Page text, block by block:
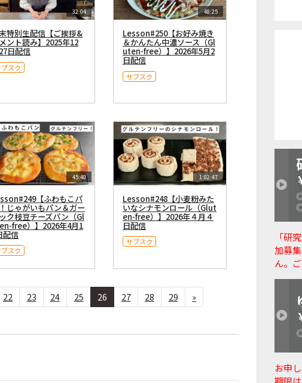
32:04
特別生配信【ご挨拶&
ント読み】2025年12
日配信
スク
48:25
Lesson#250【お好み焼き
＆かんたん中濃ソース（Gl
uten-free）】2026年5月2
日配信
サブスク
45:40
【ふわもこパ
じゃがいもパン＆ガー
ク枝豆チーズパン（Gl
free）】2026年4月1
配信
スク
1:02:47
Lesson#248【小麦粉みた
いなシナモンロール（Glut
en-free）】2026年４月４
日配信
サブスク
22 23 24 25 26 27 28 29 »
「研
加募
ん。
お申